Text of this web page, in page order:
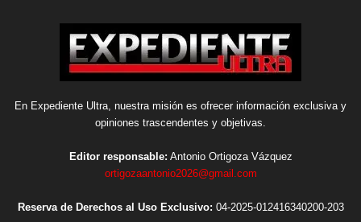
En Expediente Ultra, nuestra misión es ofrecer información exclusiva y
opiniones trascendentes y objetivas.
Editor responsable: Antonio Ortigoza Vázquez
ortigozaantonio2026@gmail.com
Reserva de Derechos al Uso Exclusivo: 04-2025-012416340200-203